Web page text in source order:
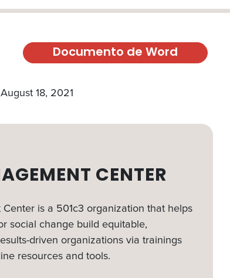
Documento de Word
18, 2021
CENTER
is a 501c3 organization that helps
social change build equitable,
driven organizations via trainings
resources and tools.